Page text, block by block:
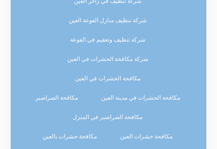
شركة تنظيف منازل الفوعة العين
شركة تنظيف وتعقيم في الفوعة
شركة مكافحة الحشرات في العين
مكافحة الحشرات في العين
مكافحة الحشرات في مدينة العين مكافحة الصراصير
مكافحة الصراصير في المنزل
مكافحة حشرات العين مكافحة حشرات بالعين